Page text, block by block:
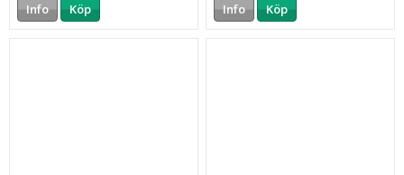
Info Köp Info Köp